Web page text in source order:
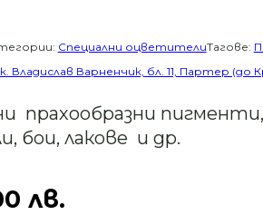
Специални оцветителиТагове:
Владислав Варненчик, бл. 11, Партер (до
прахообразни
бои, лакове и др.
лв.